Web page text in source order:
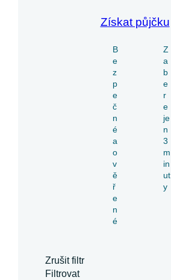
Získat půjčku
B
e
z
p
e
č
n
é
a
o
v
ě
ř
e
n
é
Z
a
b
e
r
e
je
n
3
m
in
ut
y
Zrušit filtr
Filtrovat